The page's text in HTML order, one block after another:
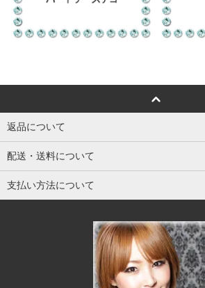
返品について
配送・送料について
支払い方法について